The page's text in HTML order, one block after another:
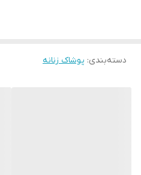
دسته‌بندی: پوشاک زنانه